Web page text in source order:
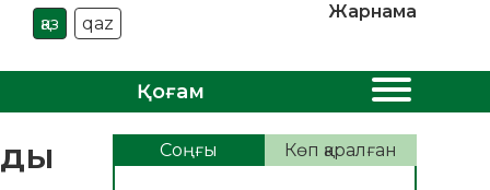
қаз qaz
Жарнама
Қоғам
Соңғы Көп қаралған